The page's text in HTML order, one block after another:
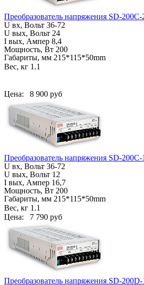
Преобразователь напряжения SD-
U вх, Вольт 36-72
U вых, Вольт 24
I вых, Ампер 8,4
Мощность, Вт 200
Габариты, мм 215*115*50mm
Вес, кг 1.1
Цена: 8 900 руб
Преобразователь напряжения SD-
U вх, Вольт 36-72
U вых, Вольт 12
I вых, Ампер 16,7
Мощность, Вт 200
Габариты, мм 215*115*50mm
Вес, кг 1.1
Цена: 7 790 руб
Преобразователь напряжения SD-